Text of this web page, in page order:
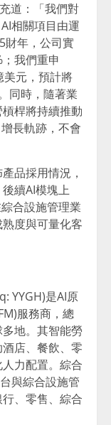
道：「我們對
相關項目由運
財年，公司實
我們重申
美元，預計將
同時，隨著業
桿將持續推動
長軌跡，不會
品採用情況，
續AI模塊上
合設施管理業
度與可量化客
YYGH)是AI原
服務商，總
地。其智能勞
店、餐飲、零
力配置。綜合
與綜合設施管
、零售、綜合